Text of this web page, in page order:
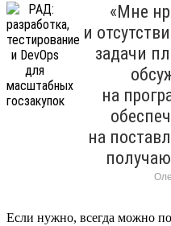
«Мне
и
задачи
на
на
Если нужно, всегда можно